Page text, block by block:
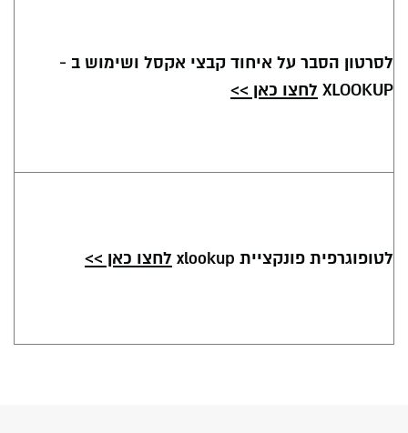
לסרטון הסבר על איחוד קבצי אקסל ושימוש ב -
XLOOKUP לחצו כאן >>
לטופוגרפית פונקציית xlookup לחצו כאן >>